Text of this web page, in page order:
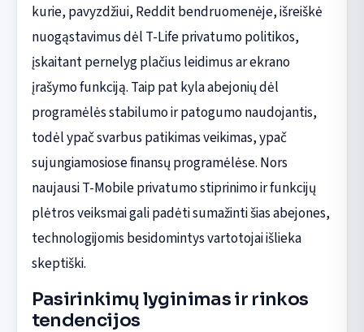
kurie, pavyzdžiui, Reddit bendruomenėje, išreiškė
nuogąstavimus dėl T-Life privatumo politikos,
įskaitant pernelyg plačius leidimus ar ekrano
įrašymo funkciją. Taip pat kyla abejonių dėl
programėlės stabilumo ir patogumo naudojantis,
todėl ypač svarbus patikimas veikimas, ypač
sujungiamosiose finansų programėlėse. Nors
naujausi T-Mobile privatumo stiprinimo ir funkcijų
plėtros veiksmai gali padėti sumažinti šias abejones,
technologijomis besidomintys vartotojai išlieka
skeptiški.
Pasirinkimų lyginimas ir rinkos
tendencijos